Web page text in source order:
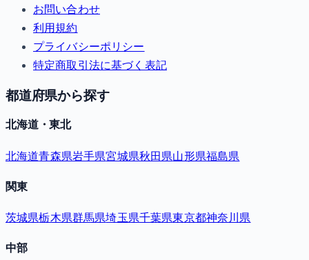
お問い合わせ
利用規約
プライバシーポリシー
特定商取引法に基づく表記
都道府県から探す
北海道・東北
北海道青森県岩手県宮城県秋田県山形県福島県
関東
茨城県栃木県群馬県埼玉県千葉県東京都神奈川県
中部